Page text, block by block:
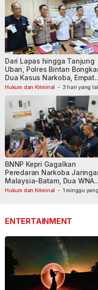
Hukum dan Kriminal - 3 hari yang
Dari Lapas hingga Tanjung
Uban, Polres Bintan
Dua Kasus Narkoba, Empat
Tersangka Dibekuk
Hukum dan Kriminal - 1 minggu yang
BNNP Kepri Gagalkan
Peredaran Narkoba
Malaysia-Batam, Dua WNA
Masih Diburu
ENTERTAINMENT